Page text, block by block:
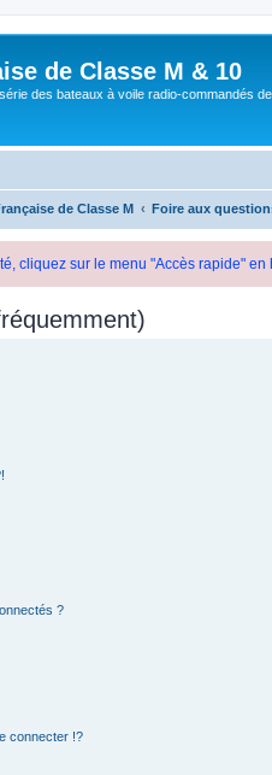
de Classe M & 10
des bateaux à voile radio-commandés
de Classe M Foire aux
cliquez sur le menu "Accès rapide" en
?
connecter !?